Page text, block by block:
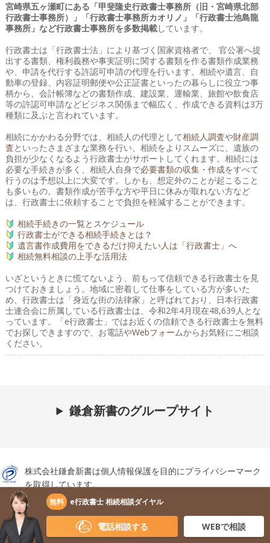
宮崎県五ヶ瀬町にある「甲斐隆史行政書士事務所（旧・宮崎県北部
行政書士事務所）」「行政書士事務所カオリノ」「行政書士池島龍
事務所」など行政書士事務所を多数掲載しています。
行政書士は「行政書士法」により基づく国家資格者で、 官公署へ提
出する書類、権利義務や事実証明に関する書類を作る書類作成業務
や、申請を代行する許認可申請の代理を行います。相続や遺言、自
動車の登録、内容証明郵便や公正証書といったの暮らしに役立つ事
柄から、会計帳簿などの書類作成、建設業、運輸業、旅館や飲食店
等の許認可申請などビジネス関係まで幅広く、作成できる資料は3万
種類に及ぶと言われています。
相続にかかわる分野では、相続人の代理として相続人調査や財産調
査といったさまざまな業務を行い、相続をよりスムーズに、遺族の
負担が少なくなるよう行政書士がサポートしてくれます。相続には
必要な手続きが多く、相続人自身で必要書類の収集・作成をすべて
行うのは予想以上に大変です。しかも、想定外のことが起こること
も多いもの。書類作成が苦手な方や平日に休みが取れない方など
は、行政書士に依頼することで負担を軽減することができます。
相続手続きの一覧とスケジュール
行政書士ができる相続手続きとは？
遺言書作成費用をできるだけ抑えたい人は「行政書士」へ
相続無料相談の上手な活用法
いざというときに慌てないよう、前もって信頼できる行政書士を見
つけておきましょう。地域に密着して仕事をしている方が多いた
め、行政書士は「身近な街の法律家」と呼ばれており、日本行政書
士連合会に所属している行政書士は、令和2年4月現在48,639人とな
っています。「e行政書士」ではお近くの信頼できる行政書士を無料
でお探しできますので、お電話やWebフォームからお気軽にご相談
ください。
鎌倉新書のグループサイト
株式会社鎌倉新書は個人情報保護を目的にプライバシーマーク
を取得しています。
「いい相続」の運営、サポートはライフエンディング関連の出
無料 e行政書士 相続相談ダイヤル
電話相談する WEBで相談